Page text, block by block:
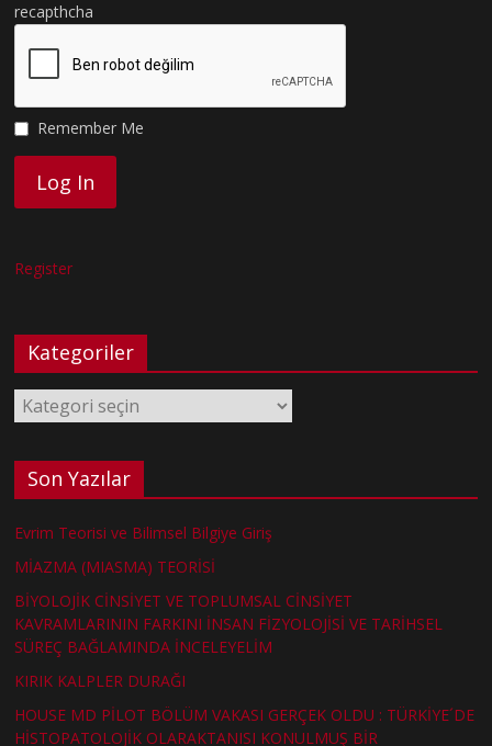
recapthcha
Remember Me
Register
Kategoriler
Kategoriler
Son Yazılar
Evrim Teorisi ve Bilimsel Bilgiye Giriş
MİAZMA (MIASMA) TEORİSİ
BİYOLOJİK CİNSİYET VE TOPLUMSAL CİNSİYET
KAVRAMLARININ FARKINI İNSAN FİZYOLOJİSİ VE TARİHSEL
SÜREÇ BAĞLAMINDA İNCELEYELİM
KIRIK KALPLER DURAĞI
HOUSE MD PİLOT BÖLÜM VAKASI GERÇEK OLDU : TÜRKİYE´DE
HİSTOPATOLOJİK OLARAKTANISI KONULMUŞ BİR